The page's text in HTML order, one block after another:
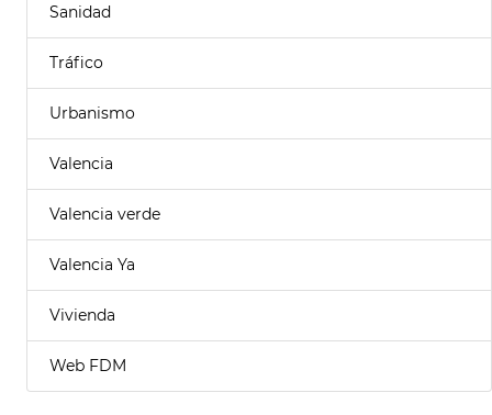
Sanidad
Tráfico
Urbanismo
Valencia
Valencia verde
Valencia Ya
Vivienda
Web FDM